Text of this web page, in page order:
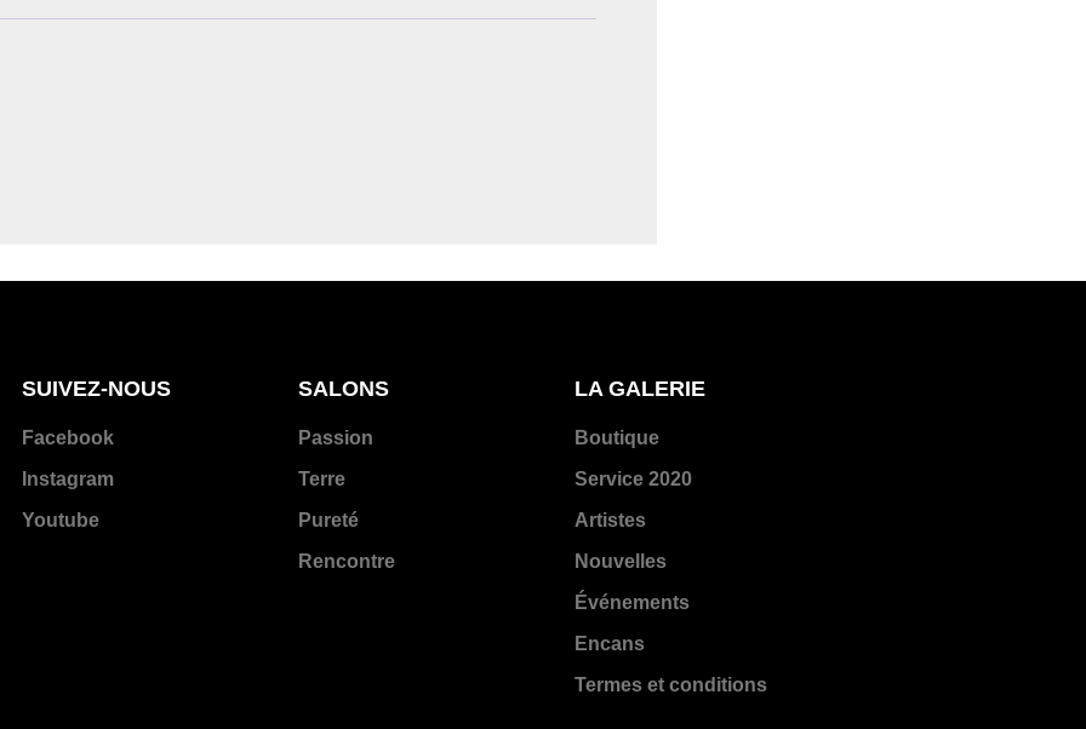
SUIVEZ-NOUS
Facebook
Instagram
Youtube
SALONS
Passion
Terre
Pureté
Rencontre
LA GALERIE
Boutique
Service 2020
Artistes
Nouvelles
Événements
Encans
Termes et conditions